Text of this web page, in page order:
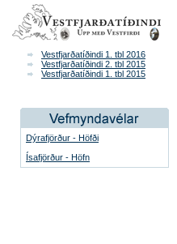
Vestfjarðatíðindi 1. tbl 2016
Vestfjarðatíðindi 2. tbl 2015
Vestfjarðatíðindi 1. tbl 2015
Dýrafjörður - Höfði
Ísafjörður - Höfn